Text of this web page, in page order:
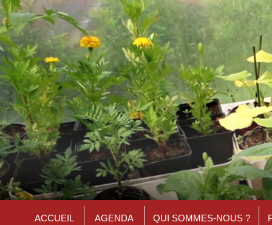
ACCUEIL AGENDA QUI SOMMES-NOUS ?